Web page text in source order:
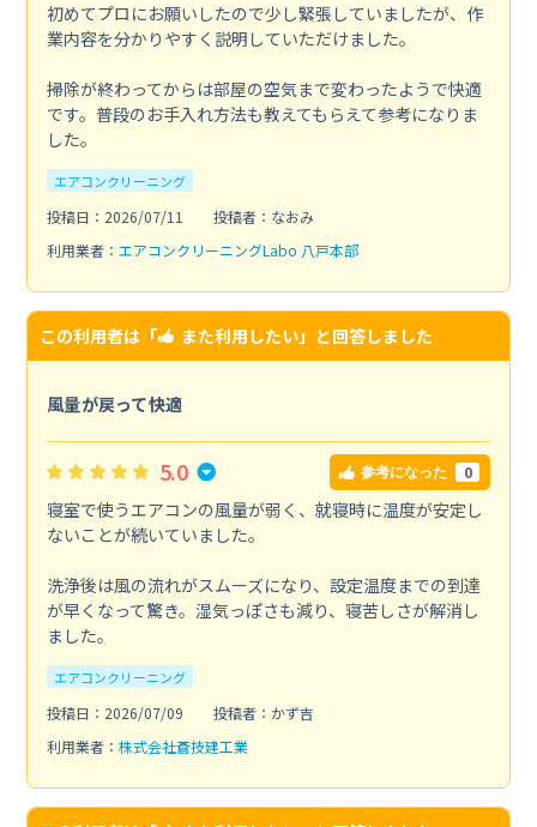
初めてプロにお願いしたので少し緊張していましたが、作
業内容を分かりやすく説明していただけました。
掃除が終わってからは部屋の空気まで変わったようで快適
です。普段のお手入れ方法も教えてもらえて参考になりま
した。
エアコンクリーニング
投稿日：2026/07/11
投稿者：なおみ
利用業者： エアコンクリーニングLabo 八戸本部
この利用者は「 また利用したい」と回答しました
風量が戻って快適
5.0 参考になった 0
寝室で使うエアコンの風量が弱く、就寝時に温度が安定し
ないことが続いていました。
洗浄後は風の流れがスムーズになり、設定温度までの到達
が早くなって驚き。湿気っぽさも減り、寝苦しさが解消し
ました。
エアコンクリーニング
投稿日：2026/07/09
投稿者：かず吉
利用業者： 株式会社蒼技建工業